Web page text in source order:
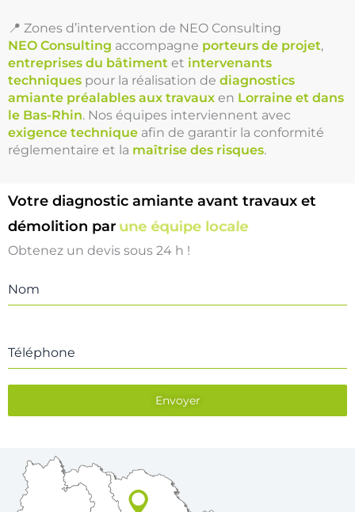
📍 Zones d’intervention de NEO Consulting
NEO Consulting accompagne porteurs de projet,
entreprises du bâtiment et intervenants
techniques pour la réalisation de diagnostics
amiante préalables aux travaux en Lorraine et dans
le Bas-Rhin. Nos équipes interviennent avec
exigence technique afin de garantir la conformité
réglementaire et la maîtrise des risques.
Votre diagnostic amiante avant travaux et
démolition par une équipe locale
Obtenez un devis sous 24 h !
Nom
Téléphone
Envoyer